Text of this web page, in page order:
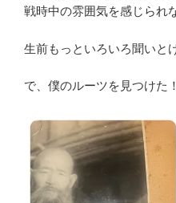
戦時中の雰囲気を感じられ
生前もっといろいろ聞いと
で、僕のルーツを見つけた！